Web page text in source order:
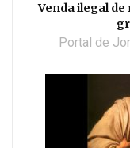
Venda ilegal
Portal de